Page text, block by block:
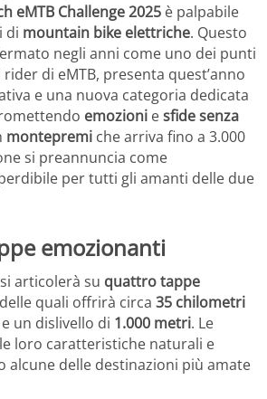
eMTB Challenge 2025 è palpabile
di mountain bike elettriche. Questo
negli anni come uno dei punti
di eMTB, presenta quest’anno
e una nuova categoria dedicata
emozioni esfide senza
montepremi che arriva fino a 3.000
si preannuncia come
per tutti gli amanti delle due
emozionanti
articolerà su quattro tappe
quali offrirà circa 35 chilometri
un dislivello di 1.000 metri. Le
loro caratteristiche naturali e
alcune delle destinazioni più amate